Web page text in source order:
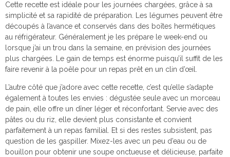
Cette recette est idéale pour les journées chargées, grâce à sa
simplicité et sa rapidité de préparation. Les légumes peuvent être
découpés à l’avance et conservés dans des boîtes hermétiques
au réfrigérateur. Généralement je les prépare le week-end ou
lorsque j’ai un trou dans la semaine, en prévision des journées
plus chargées. Le gain de temps est énorme puisqu’il suffit de les
faire revenir à la poêle pour un repas prêt en un clin d’œil.
L’autre côté que j’adore avec cette recette, c’est qu’elle s’adapte
également à toutes les envies : dégustée seule avec un morceau
de pain, elle offre un dîner léger et réconfortant. Servie avec des
pâtes ou du riz, elle devient plus consistante et convient
parfaitement à un repas familial. Et si des restes subsistent, pas
question de les gaspiller. Mixez-les avec un peu d’eau ou de
bouillon pour obtenir une soupe onctueuse et délicieuse, parfaite